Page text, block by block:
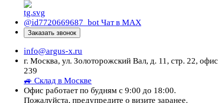
@id7720669687_bot Чат в МАХ
Заказать звонок
info@argus-x.ru
г. Москва, ул. Золоторожский Вал, д. 11, стр. 22, офис
239
🚙 Склад в Москве
Офис работает по будням с 9:00 до 18:00.
Пожалуйста, предупредите о визите заранее.